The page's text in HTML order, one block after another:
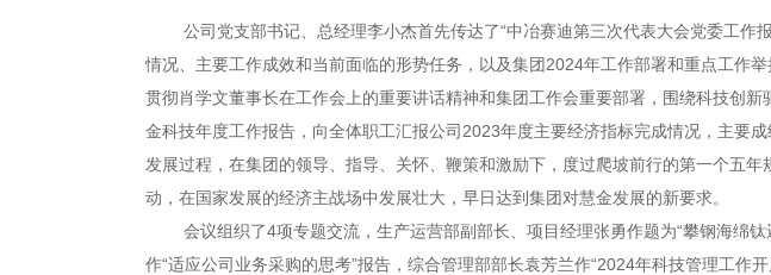
公司党支部书记、总经理李小杰首先传达了“中冶赛迪第三次代表大会党委工作
情况、主要工作成效和当前面临的形势任务，以及集团2024年工作部署和重点工作
贯彻肖学文董事长在工作会上的重要讲话精神和集团工作会重要部署，围绕科技创
金科技年度工作报告，向全体职工汇报公司2023年度主要经济指标完成情况，主要
发展过程，在集团的领导、指导、关怀、鞭策和激励下，度过爬坡前行的第一个五
动，在国家发展的经济主战场中发展壮大，早日达到集团对慧金发展的新要求。
会议组织了4项专题交流，生产运营部副部长、项目经理张勇作题为“攀钢海绵钛
作“适应公司业务采购的思考”报告，综合管理部部长袁芳兰作“2024年科技管理工作